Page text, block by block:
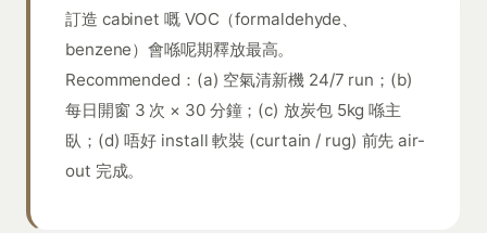
訂造 cabinet 嘅 VOC（formaldehyde、
benzene）會喺呢期釋放最高。
Recommended：(a) 空氣清新機 24/7 run；(b)
每日開窗 3 次 × 30 分鐘；(c) 放炭包 5kg 喺主
臥；(d) 唔好 install 軟裝 (curtain / rug) 前先 air-
out 完成。